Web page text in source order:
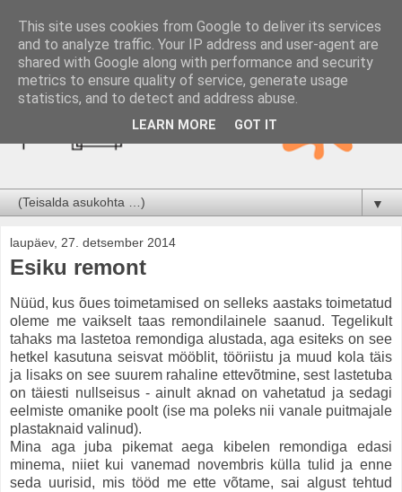
▼
laupäev, 27. detsember 2014
Esiku remont
Nüüd, kus õues toimetamised on selleks aastaks toimetatud
oleme me vaikselt taas remondilainele saanud. Tegelikult
tahaks ma lastetoa remondiga alustada, aga esiteks on see
hetkel kasutuna seisvat mööblit, tööriistu ja muud kola täis
ja lisaks on see suurem rahaline ettevõtmine, sest lastetuba
on täiesti nullseisus - ainult aknad on vahetatud ja sedagi
eelmiste omanike poolt (ise ma poleks nii vanale puitmajale
plastaknaid valinud).
Mina aga juba pikemat aega kibelen remondiga edasi
minema, niiet kui vanemad novembris külla tulid ja enne
seda uurisid, mis tööd me ette võtame, sai algust tehtud
This site uses cookies from Google to deliver its services
and to analyze traffic. Your IP address and user-agent are
shared with Google along with performance and security
metrics to ensure quality of service, generate usage
statistics, and to detect and address abuse.
LEARN MORE GOT IT